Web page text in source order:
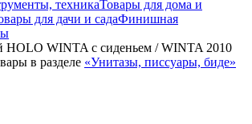
техникаТовары для дома и
для дачи и садаФинишная
HOLO WINTA с сиденьем / WINTA 2010
в разделе «Унитазы, писсуары, биде»